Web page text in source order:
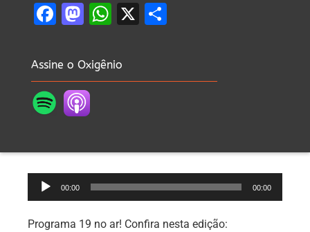
Facebook
Mastodon
WhatsApp
X
Assine o Oxigênio
Tocador
de
áudio
00:00 00:00
Programa 19 no ar! Confira nesta edição: